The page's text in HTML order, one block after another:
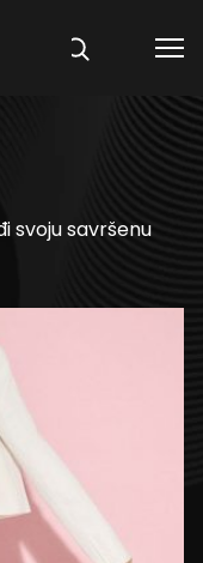
svoju savršenu